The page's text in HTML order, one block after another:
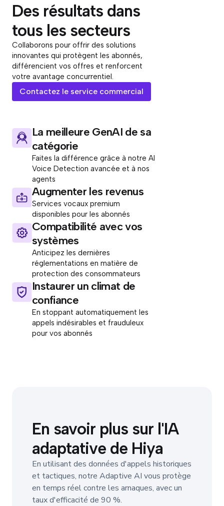
Des résultats dans
tous les secteurs
Collaborons pour offrir des solutions
innovantes qui protègent les abonnés,
différencient vos offres et renforcent
votre avantage concurrentiel.
Contactez le service commercial
La meilleure GenAI de sa
catégorie
Faites la différence grâce à notre AI
Voice Detection avancée et à nos
agents
Augmenter les revenus
Services vocaux premium
disponibles pour les abonnés
Compatibilité avec vos
systèmes
Anticipez les dernières
réglementations en matière de
protection des consommateurs
Instaurer un climat de
confiance
En stoppant automatiquement les
appels indésirables et frauduleux
pour vos abonnés
En savoir plus sur l'IA
adaptative de Hiya
En utilisant des données d'appels historiques
et tactiques, notre Adaptive AI vous protège
en temps réel contre les arnaques, avec un
taux d'efficacité de 90 %.